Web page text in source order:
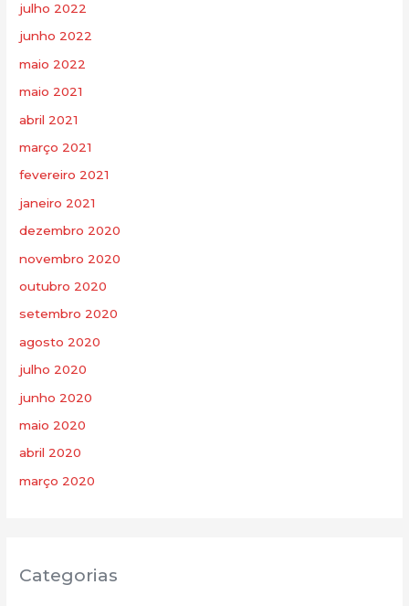
julho 2022
junho 2022
maio 2022
maio 2021
abril 2021
março 2021
fevereiro 2021
janeiro 2021
dezembro 2020
novembro 2020
outubro 2020
setembro 2020
agosto 2020
julho 2020
junho 2020
maio 2020
abril 2020
março 2020
Categorias